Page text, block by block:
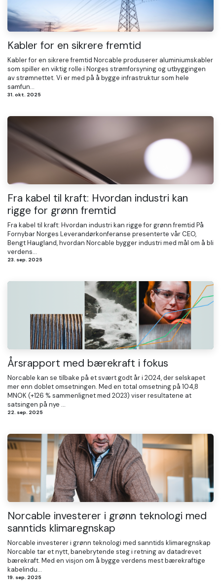
Kabler for en sikrere fremtid
Kabler for en sikrere fremtid Norcable produserer aluminiumskabler
som spiller en viktig rolle i Norges strømforsyning og utbyggingen
av strømnettet. Vi er med på å bygge infrastruktur som hele
samfun...
31. okt. 2025
Fra kabel til kraft: Hvordan industri kan
rigge for grønn fremtid
Fra kabel til kraft: Hvordan industri kan rigge for grønn fremtid På
Fornybar Norges Leverandørkonferanse presenterte vår CEO,
Bengt Haugland, hvordan Norcable bygger industri med mål om å bli
verdens...
23. sep. 2025
Årsrapport med bærekraft i fokus
Norcable kan se tilbake på et svært godt år i 2024, der selskapet
mer enn doblet omsetningen. Med en total omsetning på 104,8
MNOK (+126 % sammenlignet med 2023) viser resultatene at
satsingen på nye ...
22. sep. 2025
Norcable investerer i grønn teknologi med
sanntids klimaregnskap
Norcable investerer i grønn teknologi med sanntids klimaregnskap
Norcable tar et nytt, banebrytende steg i retning av datadrevet
bærekraft. Med en visjon om å bygge verdens mest bærekraftige
kabelindu...
19. sep. 2025